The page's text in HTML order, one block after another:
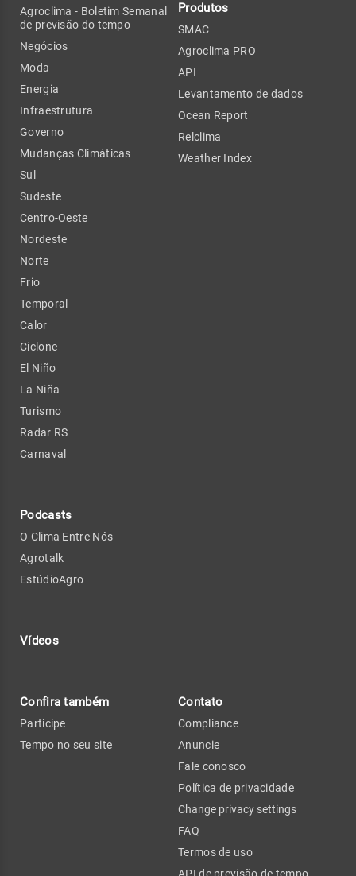
Agroclima - Boletim Semanal
de previsão do tempo
Negócios
Moda
Energia
Infraestrutura
Governo
Mudanças Climáticas
Sul
Sudeste
Centro-Oeste
Nordeste
Norte
Frio
Temporal
Calor
Ciclone
El Niño
La Niña
Turismo
Radar RS
Carnaval
Podcasts
O Clima Entre Nós
Agrotalk
EstúdioAgro
Vídeos
Produtos
SMAC
Agroclima PRO
API
Levantamento de dados
Ocean Report
Relclima
Weather Index
Confira também
Participe
Tempo no seu site
Contato
Compliance
Anuncie
Fale conosco
Política de privacidade
Change privacy settings
FAQ
Termos de uso